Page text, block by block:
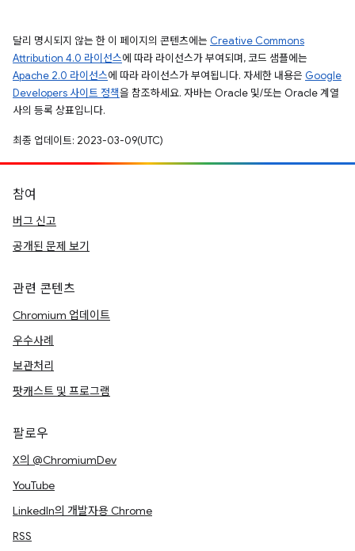
달리 명시되지 않는 한 이 페이지의 콘텐츠에는 Creative Commons
Attribution 4.0 라이선스에 따라 라이선스가 부여되며, 코드 샘플에는
Apache 2.0 라이선스에 따라 라이선스가 부여됩니다. 자세한 내용은 Google
Developers 사이트 정책을 참조하세요. 자바는 Oracle 및/또는 Oracle 계열
사의 등록 상표입니다.
최종 업데이트: 2023-03-09(UTC)
참여
버그 신고
공개된 문제 보기
관련 콘텐츠
Chromium 업데이트
우수사례
보관처리
팟캐스트 및 프로그램
팔로우
X의 @ChromiumDev
YouTube
LinkedIn의 개발자용 Chrome
RSS